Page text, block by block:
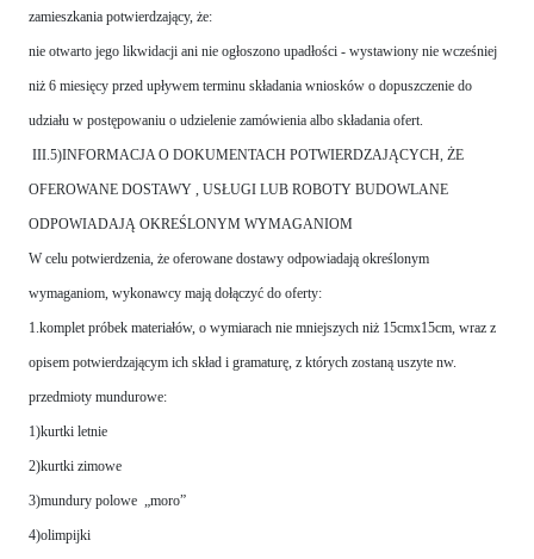
zamieszkania potwierdzający, że:
nie otwarto jego likwidacji ani nie ogłoszono upadłości - wystawiony nie wcześniej
niż 6 miesięcy przed upływem terminu składania wniosków o dopuszczenie do
udziału w postępowaniu o udzielenie zamówienia albo składania ofert.
III.5)INFORMACJA O DOKUMENTACH POTWIERDZAJĄCYCH, ŻE
OFEROWANE DOSTAWY , USŁUGI LUB ROBOTY BUDOWLANE
ODPOWIADAJĄ OKREŚLONYM WYMAGANIOM
W celu potwierdzenia, że oferowane dostawy odpowiadają określonym
wymaganiom, wykonawcy mają dołączyć do oferty:
1.komplet próbek materiałów, o wymiarach nie mniejszych niż 15cmx15cm, wraz z
opisem potwierdzającym ich skład i gramaturę, z których zostaną uszyte nw.
przedmioty mundurowe:
1)kurtki letnie
2)kurtki zimowe
3)mundury polowe „moro”
4)olimpijki